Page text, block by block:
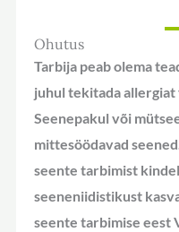
Ohutus
Tarbija peab olema
juhul tekitada allergiat
Seenepakul või
mittesöödavad
seente tarbimist
seeneniidistikust
seente tarbimise eest